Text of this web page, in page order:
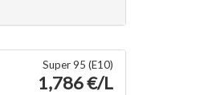
Super 95 (E10)
1,786 €/L